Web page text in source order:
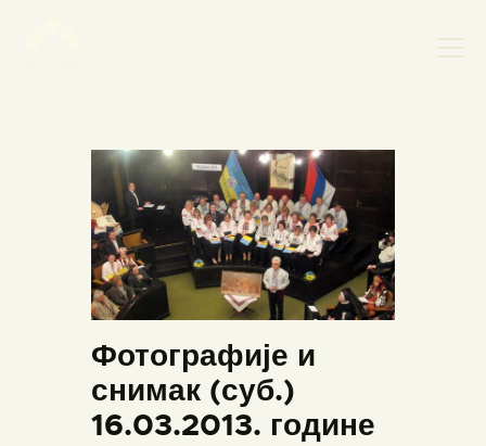
НАСЛОВНА
НОВОСТИ
НАЈАВА ДОГАЂАЈА
БАНСКИ ДВОР
ФОТОГРАФИЈЕ
ВИДЕО
КОНТАКТ
Фотографије и
снимак (суб.)
16.03.2013. године